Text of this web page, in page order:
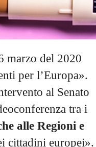
marzo del 2020
per l’Europa».
al Senato
tra i
alle Regioni e
cittadini europei».